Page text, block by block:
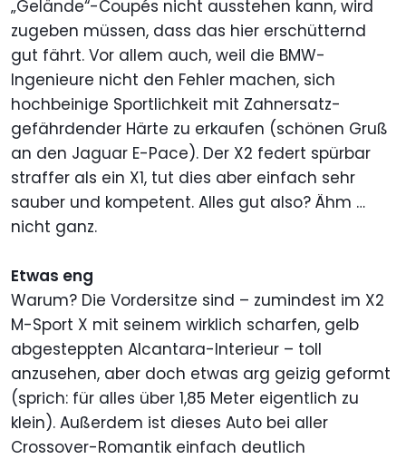
„Gelände“-Coupés nicht ausstehen kann, wird
zugeben müssen, dass das hier erschütternd
gut fährt. Vor allem auch, weil die BMW-
Ingenieure nicht den Fehler machen, sich
hochbeinige Sportlichkeit mit Zahnersatz-
gefährdender Härte zu erkaufen (schönen Gruß
an den Jaguar E-Pace). Der X2 federt spürbar
straffer als ein X1, tut dies aber einfach sehr
sauber und kompetent. Alles gut also? Ähm …
nicht ganz.
Etwas eng
Warum? Die Vordersitze sind – zumindest im X2
M-Sport X mit seinem wirklich scharfen, gelb
abgesteppten Alcantara-Interieur – toll
anzusehen, aber doch etwas arg geizig geformt
(sprich: für alles über 1,85 Meter eigentlich zu
klein). Außerdem ist dieses Auto bei aller
Crossover-Romantik einfach deutlich